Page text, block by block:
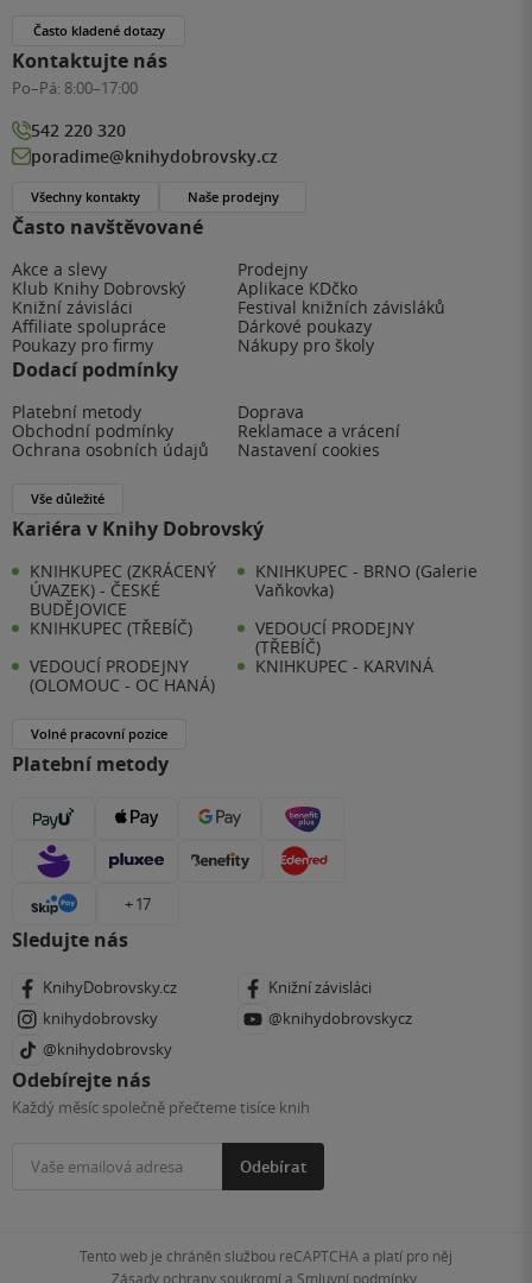
Často navštěvované
Akce a slevy
Prodejny
Klub Knihy Dobrovský
Aplikace KDčko
Knižní závisláci
Festival knižních závisláků
Affiliate spolupráce
Dárkové poukazy
Poukazy pro firmy
Nákupy pro školy
Dodací podmínky
Platební metody
Doprava
Obchodní podmínky
Reklamace a vrácení
Ochrana osobních údajů
Nastavení cookies
Vše důležité
Kariéra v Knihy Dobrovský
KNIHKUPEC (ZKRÁCENÝ
ÚVAZEK) - ČESKÉ
BUDĚJOVICE
KNIHKUPEC - BRNO (Galerie
Vaňkovka)
KNIHKUPEC (TŘEBÍČ)
VEDOUCÍ PRODEJNY
(TŘEBÍČ)
VEDOUCÍ PRODEJNY
(OLOMOUC - OC HANÁ)
KNIHKUPEC - KARVINÁ
Volné pracovní pozice
Platební metody
+ 17
Sledujte nás
KnihyDobrovsky.cz
Knižní závisláci
knihydobrovsky
@knihydobrovskycz
@knihydobrovsky
Odebírejte nás
Každý měsíc společně přečteme tisíce knih
Odebírat
Často kladené dotazy
Kontaktujte nás
Po–Pá: 8:00–17:00
542 220 320
poradime@knihydobrovsky.cz
Všechny kontakty Naše prodejny
Tento web je chráněn službou reCAPTCHA a platí pro něj
Zásady ochrany soukromía Smluvní podmínky